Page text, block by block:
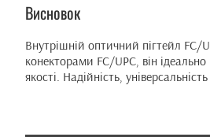
Висновок
Внутрішній оптичний пігтейл FC/
конекторами FC/UPC, він
якості. Надійність,